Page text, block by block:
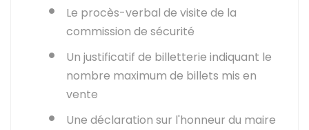
Le procès-verbal de visite de la
commission de sécurité
Un justificatif de billetterie indiquant le
nombre maximum de billets mis en
vente
Une déclaration sur l'honneur du maire